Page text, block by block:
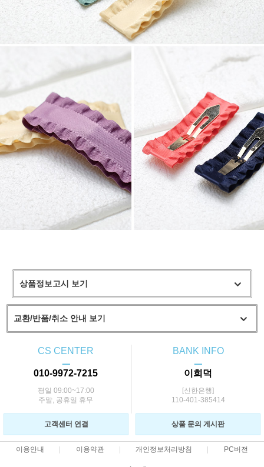
상품정보고시 보기
교환/반품/취소 안내 보기
CS CENTER
ㅡ
010-9972-7215
평일 09:00~17:00
주말, 공휴일 휴무
BANK INFO
ㅡ
이희덕
[신한은행]
110-401-385414
고객센터 연결 상품 문의 게시판
이용안내 이용약관 개인정보처리방침 PC버전